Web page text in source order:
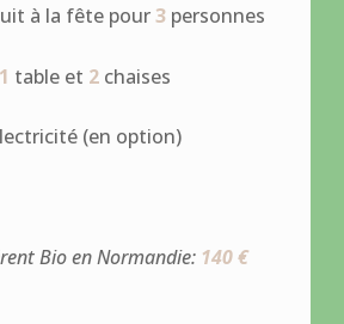
à la fête pour3 personnes
1 table et 2 chaises
(en option)
Bio en Normandie: 140 €